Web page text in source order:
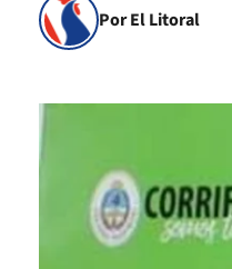
Por El Litoral